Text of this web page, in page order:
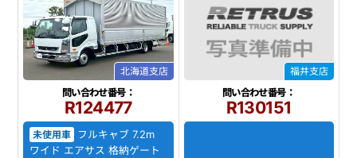
北海道支店
問い合わせ番号：
R124477
未使用車
フルキャブ 7.2m
ワイド エアサス 格納ゲート
福井支店
問い合わせ番号：
R130151